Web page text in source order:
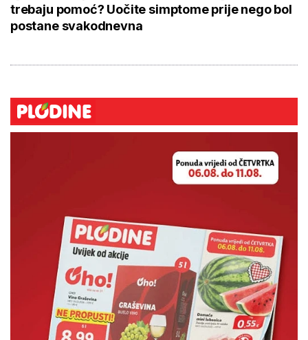
trebaju pomoć? Uočite simptome prije nego bol
postane svakodnevna